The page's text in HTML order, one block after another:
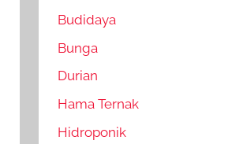
Budidaya
Bunga
Durian
Hama Ternak
Hidroponik